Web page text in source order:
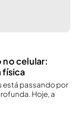
no celular:
física
está passando por
Hoje, a